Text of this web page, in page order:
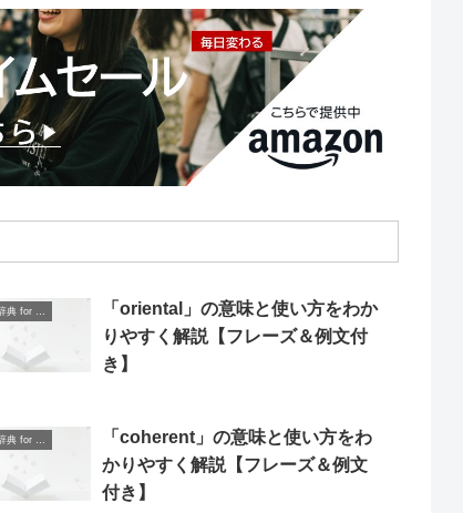
「oriental」の意味と使い方をわか
りやすく解説【フレーズ＆例文付
き】
「coherent」の意味と使い方をわ
かりやすく解説【フレーズ＆例文
付き】